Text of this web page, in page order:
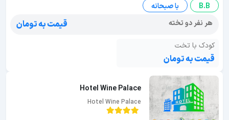
B.B
با صبحانه
هر نفر دو تخته
قیمت به تومان
کودک با تخت
قیمت به تومان
Hotel Wine Palace
Hotel Wine Palace